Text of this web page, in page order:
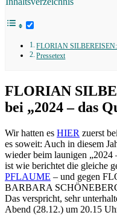
FLORIAN SILBEREISEN:
Pressetext
FLORIAN
bei „2024 – das
Wir hatten es HIER zuerst
es soweit: Auch in diesem
wieder beim launigen „2024
ist wie berichtet die gleiche
PFLAUME – und gegen
BARBARA
Das verspricht, sehr
Abend (28.12.) um 20.15